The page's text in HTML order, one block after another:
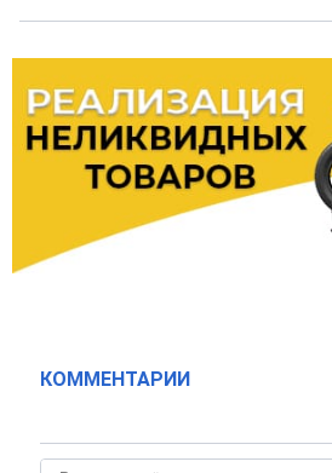
КОММЕНТАРИИ